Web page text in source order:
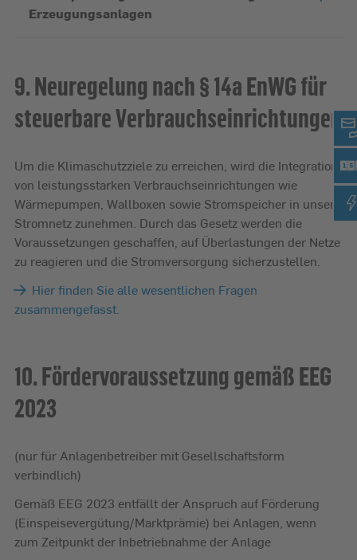
Erzeugungsanlagen
9. Neuregelung nach § 14a EnWG für
steuerbare Verbrauchseinrichtungen
Um die Klimaschutzziele zu erreichen, wird die Integration
von leistungsstarken Verbrauchseinrichtungen wie
Wärmepumpen, Wallboxen sowie Stromspeicher in unser
Stromnetz zunehmen. Durch das Gesetz werden die
Voraussetzungen geschaffen, auf Überlastungen der Netze
zu reagieren und die Stromversorgung sicherzustellen.
Hier finden Sie alle wesentlichen Fragen
zusammengefasst.
10. Fördervoraussetzung gemäß EEG
2023
(nur für Anlagenbetreiber mit Gesellschaftsform
verbindlich)
Gemäß EEG 2023 entfällt der Anspruch auf Förderung
(Einspeisevergütung/Marktprämie) bei Anlagen, wenn
zum Zeitpunkt der Inbetriebnahme der Anlage